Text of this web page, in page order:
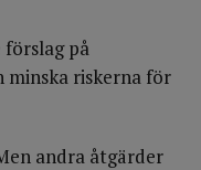
på
minska riskerna för
andra åtgärder